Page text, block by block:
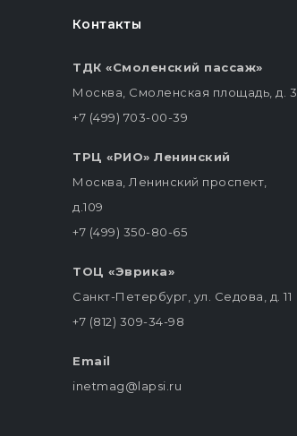
Контакты
ТДК «Смоленский пассаж»
Москва, Смоленская площадь, д. 3
+7 (499) 703-00-39
ТРЦ «РИО» Ленинский
Москва, Ленинский проспект,
д.109
+7 (499) 350-80-65
ТОЦ «Эврика»
Санкт-Петербург, ул. Седова, д. 11
+7 (812) 309-34-98
Email
inetmag@lapsi.ru